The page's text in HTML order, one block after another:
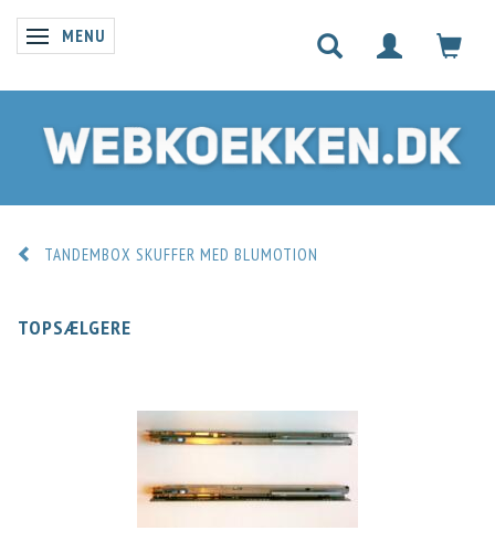
SKIFTE NAVIGATION
MENU
TANDEMBOX SKUFFER MED BLUMOTION
TOPSÆLGERE